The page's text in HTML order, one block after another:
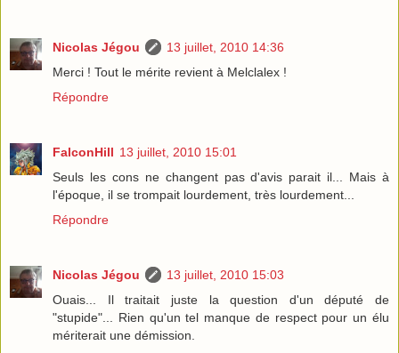
Nicolas Jégou
13 juillet, 2010 14:36
Merci ! Tout le mérite revient à Melclalex !
Répondre
FalconHill 13 juillet, 2010 15:01
Seuls les cons ne changent pas d'avis parait il... Mais à
l'époque, il se trompait lourdement, très lourdement...
Répondre
Nicolas Jégou
13 juillet, 2010 15:03
Ouais... Il traitait juste la question d'un député de
"stupide"... Rien qu'un tel manque de respect pour un élu
mériterait une démission.